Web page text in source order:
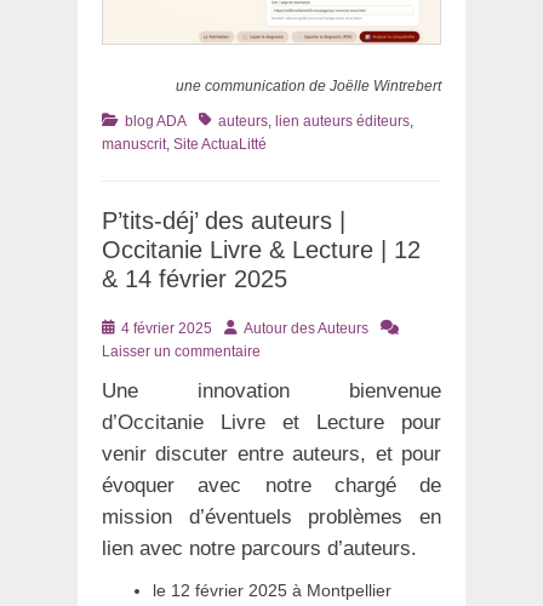
une communication de Joëlle Wintrebert
Catégories
blog ADA Tagsauteurs, lien auteurs éditeurs,
manuscrit, Site ActuaLitté
P’tits-déj’ des auteurs |
Occitanie Livre & Lecture | 12
& 14 février 2025
Posté
le
4 février 2025 AuteurAutour des Auteurs
Laisser un commentaire
Une innovation bienvenue
d’Occitanie Livre et Lecture pour
venir discuter entre auteurs, et pour
évoquer avec notre chargé de
mission d’éventuels problèmes en
lien avec notre parcours d’auteurs.
le 12 février 2025 à Montpellier